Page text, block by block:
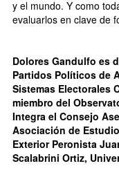
y el mundo. Y como
evaluarlos en clave de
Dolores Gandulfo es
Partidos Políticos de
Sistemas Electorales
miembro del
Integra el Consejo
Asociación de
Exterior Peronista
Scalabrini Ortiz,